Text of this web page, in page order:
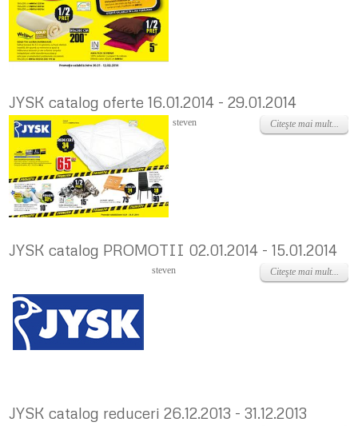
JYSK catalog oferte 16.01.2014 - 29.01.2014
Joi, 16 Ianuarie 2014
steven Citeşte mai mult...
JYSK catalog PROMOTII 02.01.2014 - 15.01.2014
Miercuri, 01 Ianuarie 2014
steven Citeşte mai mult...
JYSK catalog reduceri 26.12.2013 - 31.12.2013
Joi, 26 Decembrie 2013